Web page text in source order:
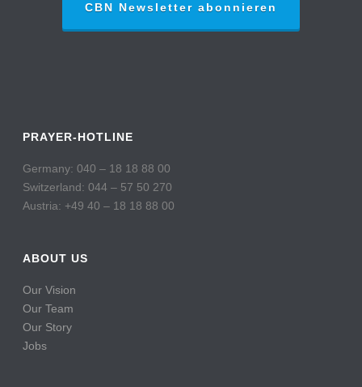
CBN Newsletter abonnieren
PRAYER-HOTLINE
Germany: 040 – 18 18 88 00
Switzerland: 044 – 57 50 270
Austria: +49 40 – 18 18 88 00
ABOUT US
Our Vision
Our Team
Our Story
Jobs